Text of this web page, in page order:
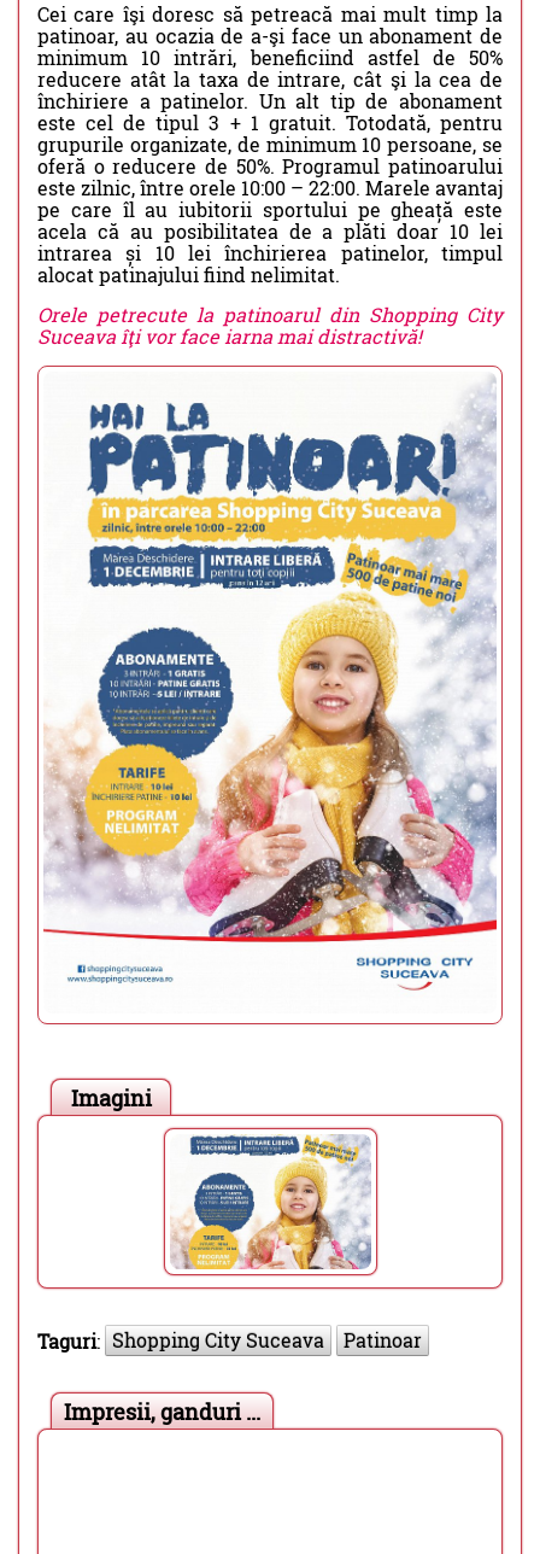
Cei care îşi doresc să petreacă mai mult timp la
patinoar, au ocazia de a-şi face un abonament de
minimum 10 intrări, beneficiind astfel de 50%
reducere atât la taxa de intrare, cât şi la cea de
închiriere a patinelor. Un alt tip de abonament
este cel de tipul 3 + 1 gratuit. Totodată, pentru
grupurile organizate, de minimum 10 persoane, se
oferă o reducere de 50%. Programul patinoarului
este zilnic, între orele 10:00 – 22:00. Marele avantaj
pe care îl au iubitorii sportului pe gheață este
acela că au posibilitatea de a plăti doar 10 lei
intrarea și 10 lei închirierea patinelor, timpul
alocat patinajului fiind nelimitat.
Orele petrecute la patinoarul din Shopping City
Suceava îţi vor face iarna mai distractivă!
Imagini
Taguri: Shopping City Suceava Patinoar
Impresii, ganduri ...